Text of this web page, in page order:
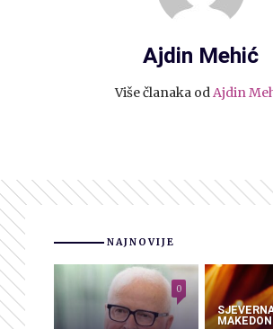
Ajdin Mehić
Više članaka odAjdin
NAJNOVIJE
0